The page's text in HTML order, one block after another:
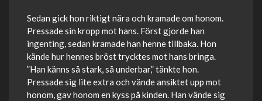
Sedan gick hon riktigt nära och kramade om honom.
Pressade sin kropp mot hans. Först gjorde han
ingenting, sedan kramade han henne tillbaka. Hon
kände hur hennes bröst trycktes mot hans bringa.
”Han känns så stark, så underbar,” tänkte hon.
Pressade sig lite extra och vände ansiktet upp mot
honom, gav honom en kyss på kinden. Han vände sig